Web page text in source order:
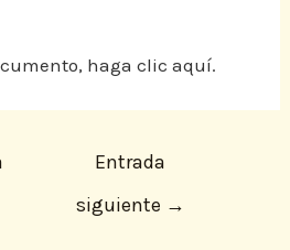
haga clic aquí.
Entrada
siguiente →